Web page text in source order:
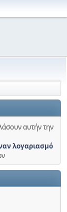
αυτήν την
λογαριασμό